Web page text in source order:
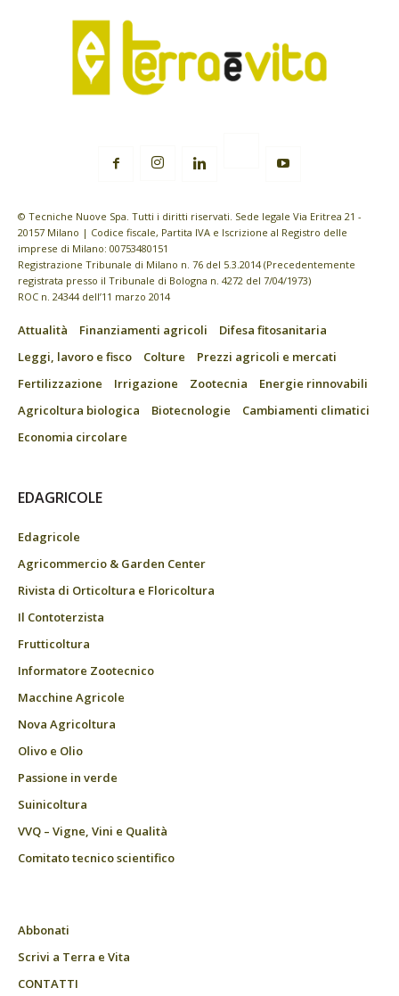
© Tecniche Nuove Spa. Tutti i diritti riservati. Sede legale Via Eritrea 21 -
20157 Milano | Codice fiscale, Partita IVA e Iscrizione al Registro delle
imprese di Milano: 00753480151
Registrazione Tribunale di Milano n. 76 del 5.3.2014 (Precedentemente
registrata presso il Tribunale di Bologna n. 4272 del 7/04/1973)
ROC n. 24344 dell’11 marzo 2014
Attualità Finanziamenti agricoli
Difesa fitosanitaria
Leggi, lavoro e fisco
Colture
Prezzi agricoli e mercati
Fertilizzazione
Irrigazione Zootecnia
Energie rinnovabili
Agricoltura biologica
Biotecnologie
Cambiamenti climatici
Economia circolare
EDAGRICOLE
Edagricole
Agricommercio & Garden Center
Rivista di Orticoltura e Floricoltura
Il Contoterzista
Frutticoltura
Informatore Zootecnico
Macchine Agricole
Nova Agricoltura
Olivo e Olio
Passione in verde
Suinicoltura
VVQ – Vigne, Vini e Qualità
Comitato tecnico scientifico
Abbonati
Scrivi a Terra e Vita
CONTATTI